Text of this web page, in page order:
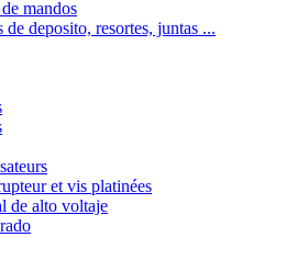
mandos
de deposito, resortes, juntas ...
et vis platinées
de alto voltaje